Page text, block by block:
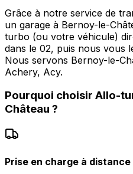
Grâce à notre service de
un garage à Bernoy-le-
turbo (ou votre véhicule)
dans le 02, puis nous vous
Nous servons Bernoy-le-
Achery, Acy.
Pourquoi choisir Allo-
Château ?
Prise en charge à distance